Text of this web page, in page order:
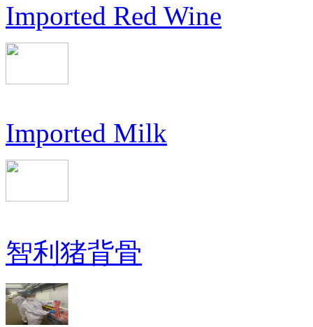
Imported Red Wine
Imported Milk
智利猪背骨